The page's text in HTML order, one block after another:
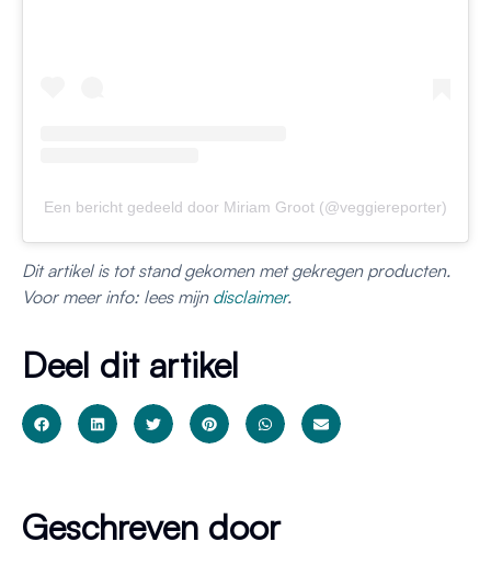
Een bericht gedeeld door Miriam Groot (@veggiereporter)
Dit artikel is tot stand gekomen met gekregen producten.
Voor meer info: lees mijn disclaimer.
Deel dit artikel
Geschreven door